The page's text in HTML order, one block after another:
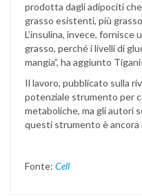
prodotta dagli adipociti
grasso esistenti, più
L’insulina, invece, fornisce
grasso, perché i livelli di
mangia”, ha aggiunto
Il lavoro, pubblicato sulla
potenziale strumento per
metaboliche, ma gli autori
questi strumento è ancora
Fonte: Cell